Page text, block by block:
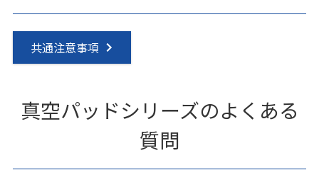
共通注意事項
真空パッドシリーズのよくある
質問